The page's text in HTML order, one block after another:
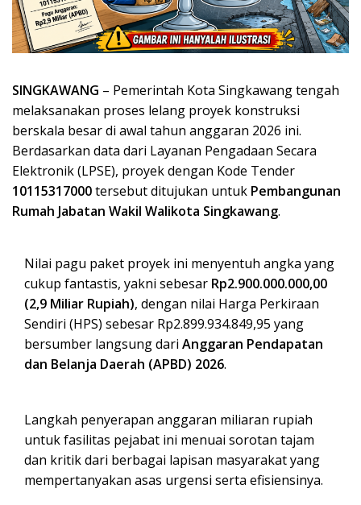
SINGKAWANG – Pemerintah Kota Singkawang tengah
melaksanakan proses lelang proyek konstruksi
berskala besar di awal tahun anggaran 2026 ini.
Berdasarkan data dari Layanan Pengadaan Secara
Elektronik (LPSE), proyek dengan Kode Tender
10115317000tersebut ditujukan untuk Pembangunan
Rumah Jabatan Wakil Walikota Singkawang.
Nilai pagu paket proyek ini menyentuh angka yang
cukup fantastis, yakni sebesar Rp2.900.000.000,00
(2,9 Miliar Rupiah), dengan nilai Harga Perkiraan
Sendiri (HPS) sebesar Rp2.899.934.849,95 yang
bersumber langsung dari Anggaran Pendapatan
dan Belanja Daerah (APBD) 2026.
Langkah penyerapan anggaran miliaran rupiah
untuk fasilitas pejabat ini menuai sorotan tajam
dan kritik dari berbagai lapisan masyarakat yang
mempertanyakan asas urgensi serta efisiensinya.